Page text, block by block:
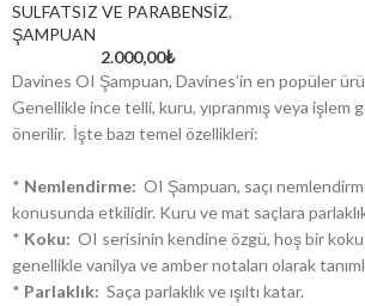
SULFATSIZ VE PARABENSİZ,
ŞAMPUAN
2.000,00₺
Davines OI Şampuan, Davines’in en popüler
Genellikle ince telli, kuru, yıpranmış veya işlem
önerilir. İşte bazı temel özellikleri:
* Nemlendirme: OI Şampuan, saçı
konusunda etkilidir. Kuru ve mat saçlara parlaklık
* Koku: OI serisinin kendine özgü, hoş bir
genellikle vanilya ve amber notaları olarak
* Parlaklık: Saça parlaklık ve ışıltı katar.